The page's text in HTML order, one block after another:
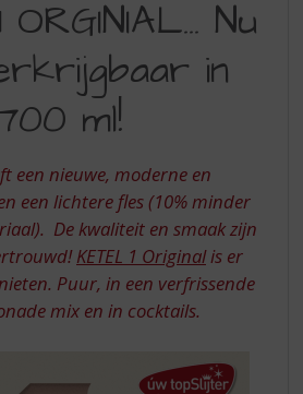
Nu
in
ml!
een nieuwe, moderne en
een lichtere fles (10% minder
De kwaliteit en smaak zijn
KETEL 1 Originalis er
Puur, in een verfrissende
mix en in cocktails.